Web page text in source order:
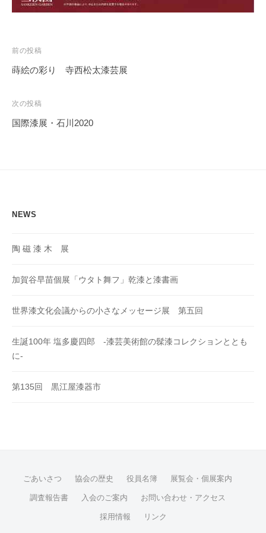
投
稿
ビ
ゲ
前の投稿
蒔絵の彩り 寺西松太漆芸展
次の投稿
国際漆展・石川2020
NEWS
陶 磁 漆 木 展
加賀谷早苗個展「ウタト舞フ」乾漆と漆書画
世界漆文化会議からの小さなメッセージ展 第五回
生誕100年 塩多慶四郎 -漆芸美術館の髹漆コレクションととも
に-
第135回 黒江屋漆器市
ごあいさつ 協会の歴史 役員名簿 展覧会・個展案内
調査報告書 入会のご案内 お問い合わせ・アクセス
採用情報 リンク